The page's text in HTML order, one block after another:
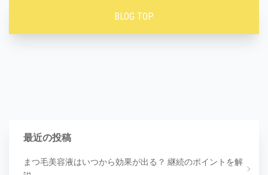
BLOG TOP
最近の投稿
まつ毛美容液はいつから効果が出る？ 継続のポイントを解